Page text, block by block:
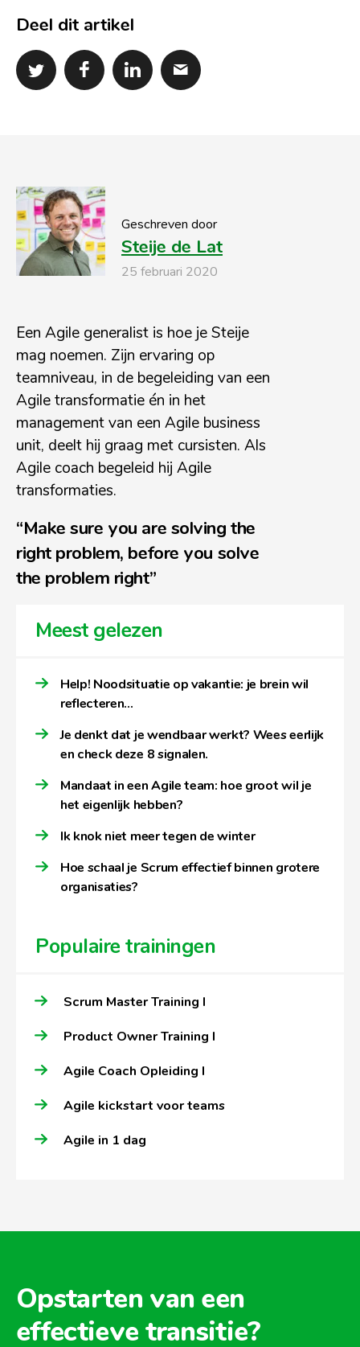
Deel dit artikel
Geschreven door
Steije de Lat
25 februari 2020
Een Agile generalist is hoe je Steije
mag noemen. Zijn ervaring op
teamniveau, in de begeleiding van een
Agile transformatie én in het
management van een Agile business
unit, deelt hij graag met cursisten. Als
Agile coach begeleid hij Agile
transformaties.
“Make sure you are solving the
right problem, before you solve
the problem right”
Meest gelezen
Help! Noodsituatie op vakantie: je brein wil
reflecteren…
Je denkt dat je wendbaar werkt? Wees eerlijk
en check deze 8 signalen.
Mandaat in een Agile team: hoe groot wil je
het eigenlijk hebben?
Ik knok niet meer tegen de winter
Hoe schaal je Scrum effectief binnen grotere
organisaties?
Populaire trainingen
Scrum Master Training I
Product Owner Training I
Agile Coach Opleiding I
Agile kickstart voor teams
Agile in 1 dag
Opstarten van een
effectieve transitie?